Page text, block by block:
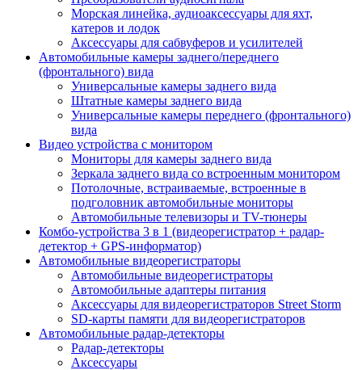
Морская линейка, аудиоаксессуары для яхт,
катеров и лодок
Аксессуары для сабвуферов и усилителей
Автомобильные камеры заднего/переднего
(фронтального) вида
Универсальные камеры заднего вида
Штатные камеры заднего вида
Универсальные камеры переднего (фронтального)
вида
Видео устройства c монитором
Мониторы для камеры заднего вида
Зеркала заднего вида со встроенным монитором
Потолочные, встраиваемые, встроенные в
подголовник автомобильные мониторы
Автомобильные телевизоры и TV-тюнеры
Комбо-устройства 3 в 1 (видеорегистратор + радар-
детектор + GPS-информатор)
Автомобильные видеорегистраторы
Автомобильные видеорегистраторы
Автомобильные адаптеры питания
Аксессуары для видеорегистраторов Street Storm
SD-карты памяти для видеорегистраторов
Автомобильные радар-детекторы
Радар-детекторы
Аксессуары